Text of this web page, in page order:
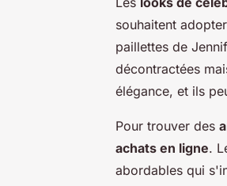
souhaitent
paillettes de
décontractées
élégance, et ils
Pour trouver des
achats en ligne.
abordables qui